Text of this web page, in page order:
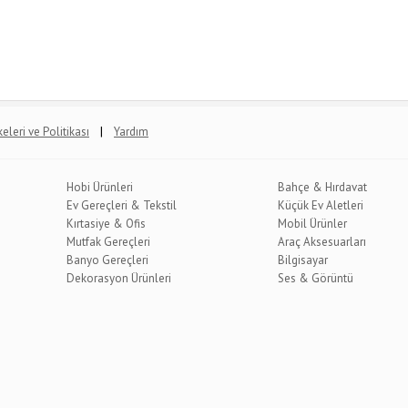
ve Politikası | Yardım
Hobi Ürünleri
Ev Gereçleri & Tekstil
Kırtasiye & Ofis
Mutfak Gereçleri
Banyo Gereçleri
Dekorasyon Ürünleri
Bahçe & Hırdavat
Küçük Ev Aletleri
Mobil Ürünler
Araç Aksesuarları
Bilgisayar
Ses & Görüntü